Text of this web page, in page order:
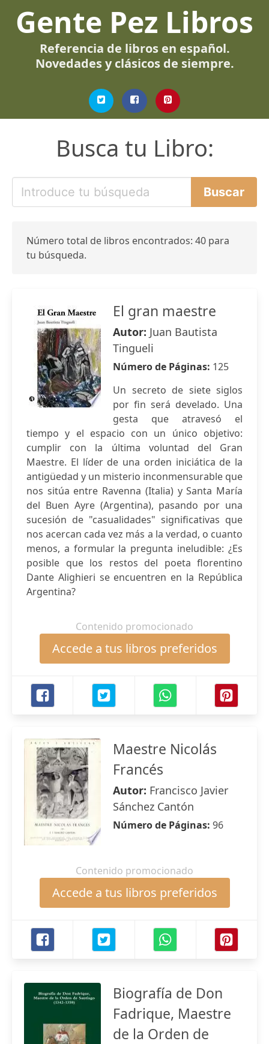
Gente Pez Libros
Referencia de libros en español.
Novedades y clásicos de siempre.
Busca tu Libro:
Número total de libros encontrados: 40 para
tu búsqueda.
El gran maestre
Autor: Juan Bautista
Tingueli
Número de Páginas: 125
Un secreto de siete siglos
por fin será develado. Una
gesta que atravesó el
tiempo y el espacio con un único objetivo:
cumplir con la última voluntad del Gran
Maestre. El líder de una orden iniciática de la
antigüedad y un misterio inconmensurable que
nos sitúa entre Ravenna (Italia) y Santa María
del Buen Ayre (Argentina), pasando por una
sucesión de "casualidades" significativas que
nos acercan cada vez más a la verdad, o cuanto
menos, a formular la pregunta ineludible: ¿Es
posible que los restos del poeta florentino
Dante Alighieri se encuentren en la República
Argentina?
Contenido promocionado
Accede a tus libros preferidos
Maestre Nicolás
Francés
Autor: Francisco Javier
Sánchez Cantón
Número de Páginas: 96
Contenido promocionado
Accede a tus libros preferidos
Biografía de Don
Fadrique, Maestre
de la Orden de